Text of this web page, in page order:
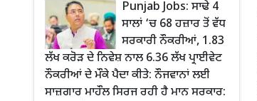
Punjab Jobs: ਸਾਢੇ 4
ਸਾਲਾਂ ‘ਚ 68 ਹਜ਼ਾਰ ਤੋਂ ਵੱਧ
ਸਰਕਾਰੀ ਨੌਕਰੀਆਂ, 1.83
ਲੱਖ ਕਰੋੜ ਦੇ ਨਿਵੇਸ਼ ਨਾਲ 6.36 ਲੱਖ ਪ੍ਰਾਈਵੇਟ
ਨੌਕਰੀਆਂ ਦੇ ਮੌਕੇ ਪੈਦਾ ਕੀਤੇ: ਨੌਜਵਾਨਾਂ ਲਈ
ਸਾਜ਼ਗਾਰ ਮਾਹੌਲ ਸਿਰਜ ਰਹੀ ਹੈ ਮਾਨ ਸਰਕਾਰ: